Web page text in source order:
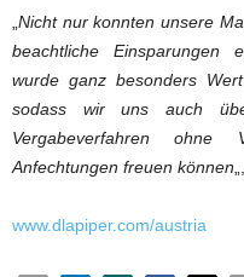
Nicht nur konnten unsere
beachtliche Einsparungen
wurde ganz besonders
sodass wir uns auch
Vergabeverfahren ohne
Anfechtungen freuen können
www.dlapiper.com/austria